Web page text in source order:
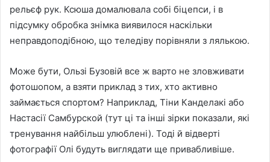
рельєф рук. Ксюша домалювала собі біцепси, і в
підсумку обробка знімка виявилося наскільки
неправдоподібною, що теледіву порівняли з лялькою.
Може бути, Ользі Бузовій все ж варто не зловживати
фотошопом, а взяти приклад з тих, хто активно
займається спортом? Наприклад, Тіни Канделакі або
Настасії Самбурской (тут ці та інші зірки показали, які
тренування найбільш улюблені). Тоді й відверті
фотографії Олі будуть виглядати ще привабливіше.